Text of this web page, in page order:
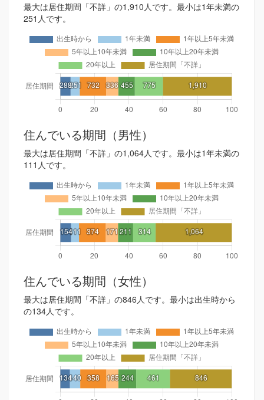
最大は居住期間「不詳」の1,910人です。最小は1年未満の
251人です。
住んでいる期間（男性）
最大は居住期間「不詳」の1,064人です。最小は1年未満の
111人です。
住んでいる期間（女性）
最大は居住期間「不詳」の846人です。最小は出生時から
の134人です。